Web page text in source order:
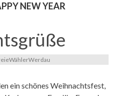
NEW YEAR
ein schönes Weihnachtsfest,